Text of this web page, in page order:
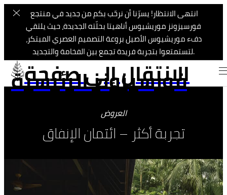
انتهى الانتظار! يسرّنا أن نرحّب بكم من جديد في منتجع
فورسيزونز موريشيوس أناهيتا بحلّته الجديدة، حيث يلتقي
دفء موريشيوس الأصيل بروعة التصميم العصري المبتكر،
لتستمتعوا بتجربة فريدة تجمع بين الفخامة والتجديد.
الانتقال إلى صفحة
فورسيزونز الرئيسية
العروض
تجربة أكثر – ائتمان الإنفاق